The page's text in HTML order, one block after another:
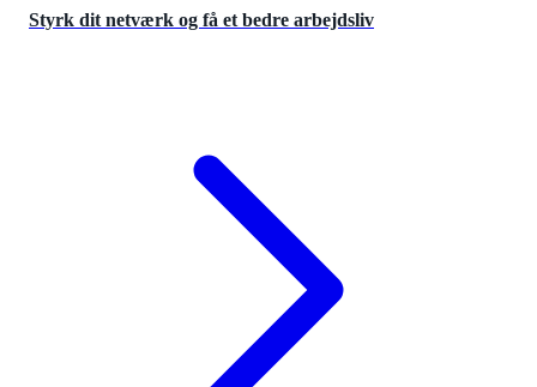
Styrk dit netværk og få et bedre arbejdsliv